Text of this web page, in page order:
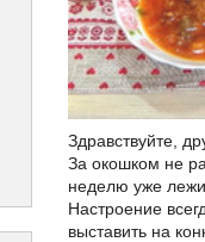
Здравствуйте,
За окошком не
неделю уже
Настроение
выставить на